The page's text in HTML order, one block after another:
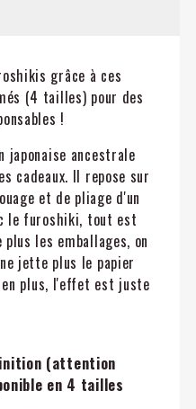
grâce à ces
(4 tailles) pour des
!
ancestrale
cadeaux. Il repose sur
et de pliage d'un
le furoshiki, tout est
les emballages, on
jette plus le papier
plus, l'effet est juste
(attention
en 4 tailles